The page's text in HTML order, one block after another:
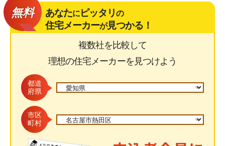
無料 あなたにピッタリの
住宅メーカーが見つかる！
複数社を比較して
理想の住宅メーカーを見つけよう
都道
府県
市区
町村